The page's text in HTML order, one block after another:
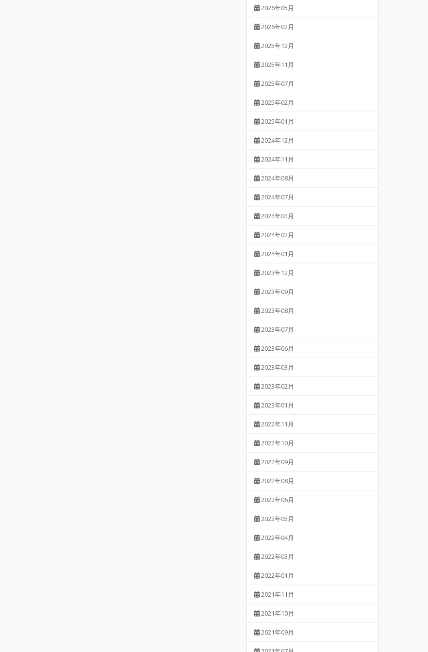
2026年05月
2026年02月
2025年12月
2025年11月
2025年07月
2025年02月
2025年01月
2024年12月
2024年11月
2024年08月
2024年07月
2024年04月
2024年02月
2024年01月
2023年12月
2023年09月
2023年08月
2023年07月
2023年06月
2023年03月
2023年02月
2023年01月
2022年11月
2022年10月
2022年09月
2022年08月
2022年06月
2022年05月
2022年04月
2022年03月
2022年01月
2021年11月
2021年10月
2021年09月